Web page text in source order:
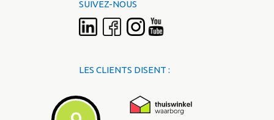
SUIVEZ-NOUS
LES CLIENTS DISENT :